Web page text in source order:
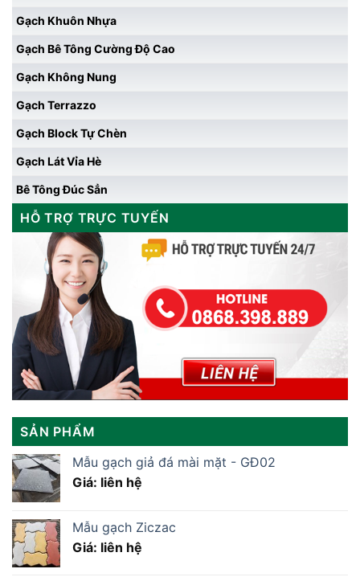
Gạch Khuôn Nhựa
Gạch Bê Tông Cường Độ Cao
Gạch Không Nung
Gạch Terrazzo
Gạch Block Tự Chèn
Gạch Lát Vỉa Hè
Bê Tông Đúc Sẳn
HỖ TRỢ TRỰC TUYẾN
SẢN PHẨM
Mẫu gạch giả đá mài mặt - GĐ02
Giá: liên hệ
Mẫu gạch Ziczac
Giá: liên hệ